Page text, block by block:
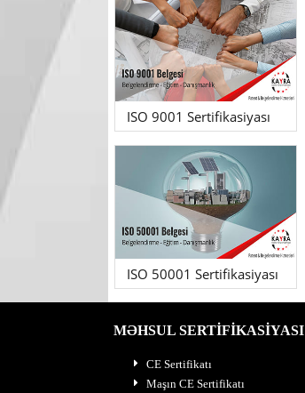
ISO 9001 Sertifikasiyası
ISO 50001 Sertifikasiyası
MƏHSUL SERTİFİKASİYASI
CE Sertifikatı
Maşın CE Sertifikatı